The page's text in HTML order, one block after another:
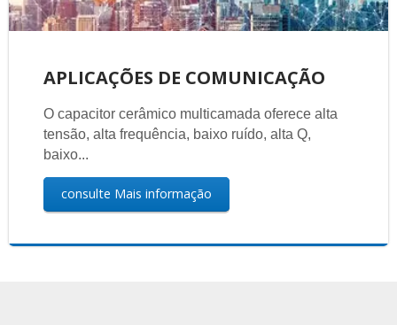
APLICAÇÕES DE COMUNICAÇÃO
O capacitor cerâmico multicamada oferece alta
tensão, alta frequência, baixo ruído, alta Q,
baixo...
consulte Mais informação